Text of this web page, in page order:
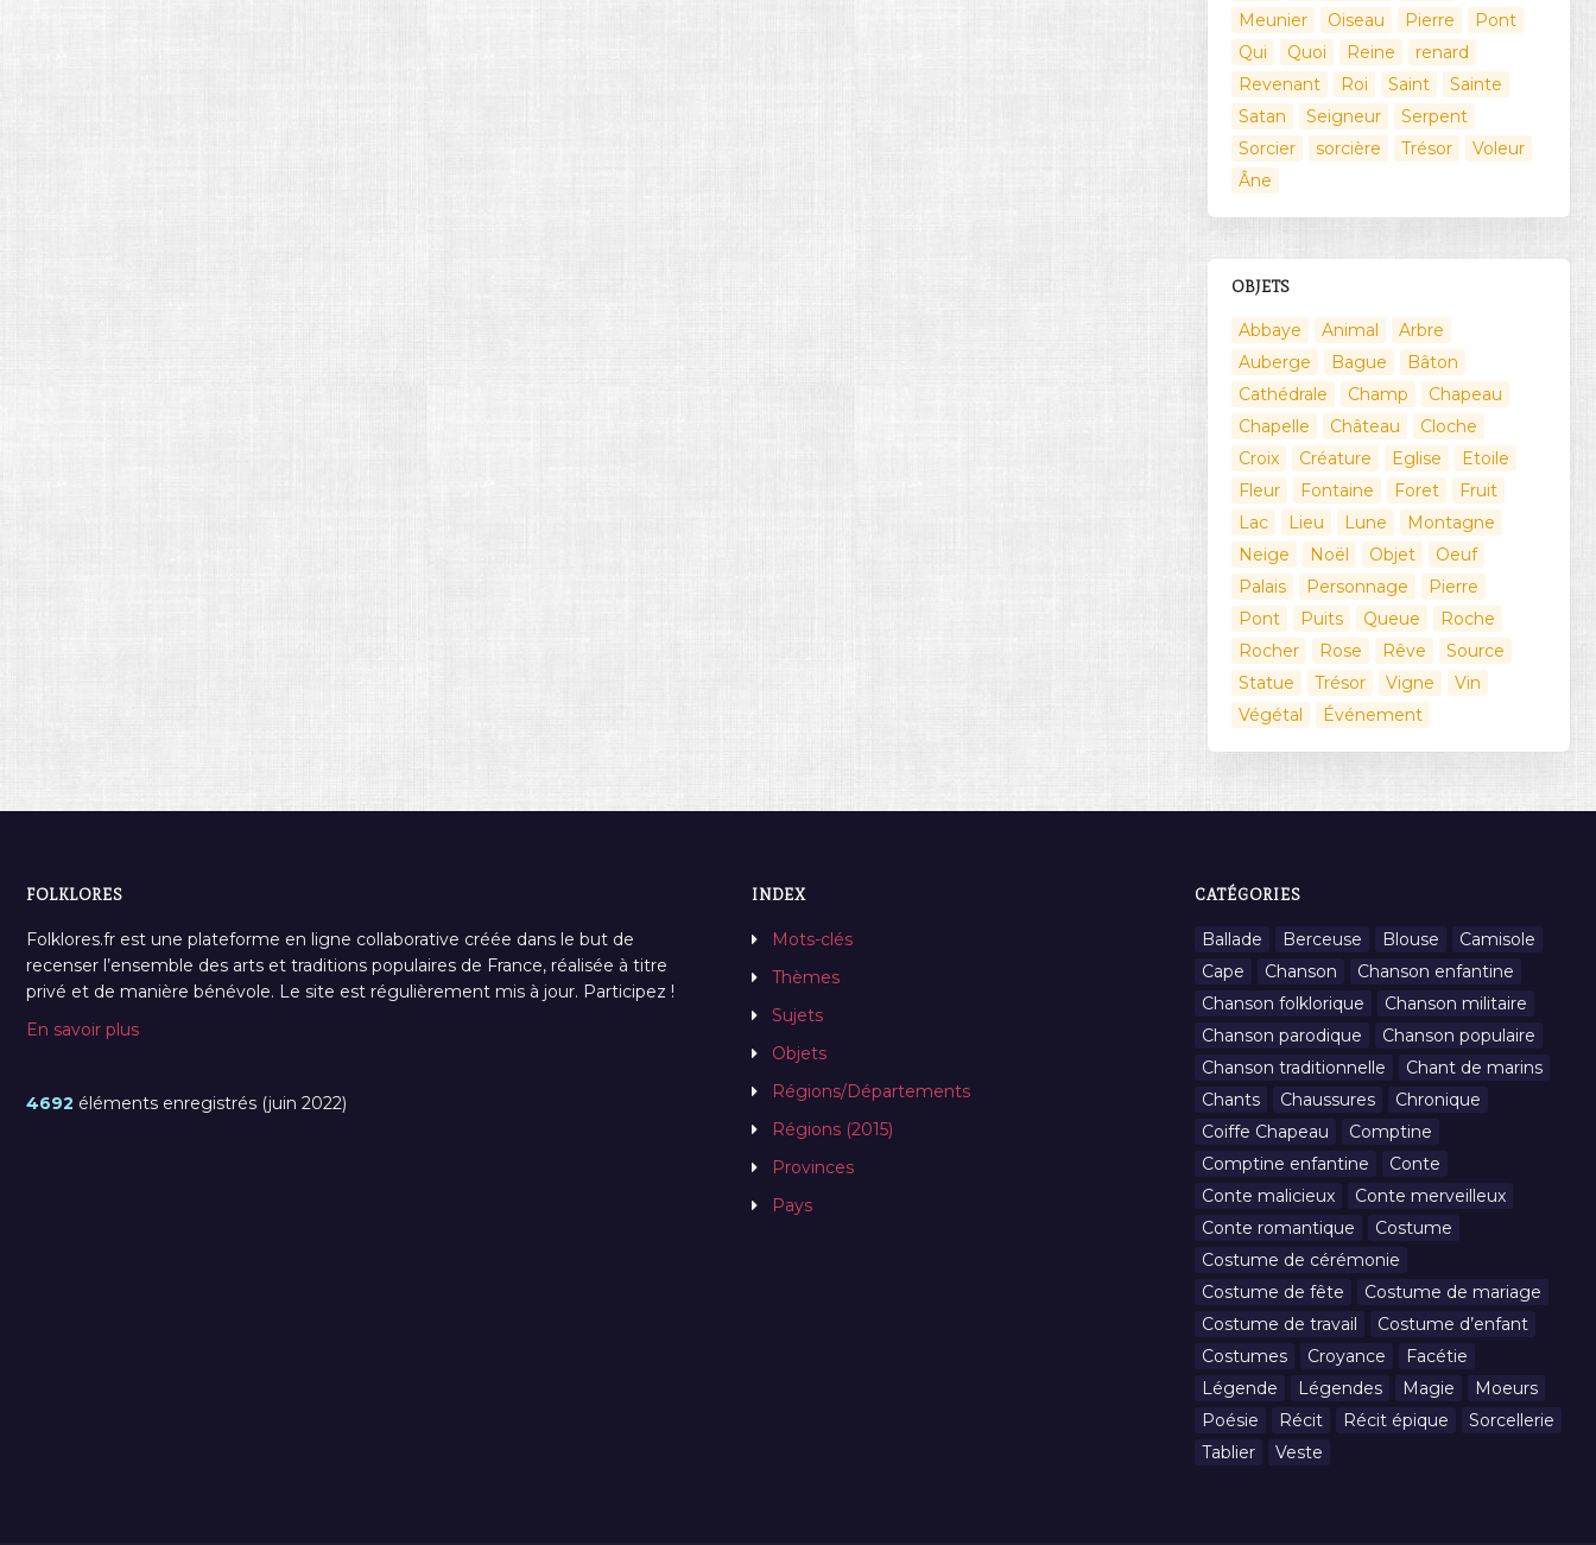
Meunier
Oiseau Pierre
Pont
Qui
Quoi Reine
renard
Revenant
Roi Saint
Sainte
Satan
Seigneur
Serpent
Sorcier
sorcière Trésor
Voleur
Âne
OBJETS
Abbaye Animal
Arbre
Auberge
Bague
Bâton
Cathédrale
Champ
Chapeau
Chapelle
Château
Cloche
Croix
Créature Eglise
Etoile
Fleur
Fontaine Foret
Fruit
Lac
Lieu Lune
Montagne
Neige
Noël Objet
Oeuf
Palais
Personnage
Pierre
Pont
Puits Queue
Roche
Rocher
Rose Rêve
Source
Statue
Trésor Vigne
Vin
Végétal
Événement
FOLKLORES
Folklores.fr est une plateforme en ligne collaborative créée dans le but de
recenser l’ensemble des arts et traditions populaires de France, réalisée à titre
privé et de manière bénévole. Le site est régulièrement mis à jour. Participez !
En savoir plus
4692 éléments enregistrés (juin 2022)
INDEX
Mots-clés
Thèmes
Sujets
Objets
Régions/Départements
Régions (2015)
Provinces
Pays
CATÉGORIES
Ballade Berceuse Blouse
Camisole
Cape
Chanson
Chanson enfantine
Chanson folklorique
Chanson militaire
Chanson parodique
Chanson populaire
Chanson traditionnelle
Chant de marins
Chants
Chaussures
Chronique
Coiffe Chapeau
Comptine
Comptine enfantine
Conte
Conte malicieux
Conte merveilleux
Conte romantique
Costume
Costume de cérémonie
Costume de fête
Costume de mariage
Costume de travail
Costume d’enfant
Costumes
Croyance
Facétie
Légende
Légendes Magie
Moeurs
Poésie
Récit Récit épique
Sorcellerie
Tablier
Veste